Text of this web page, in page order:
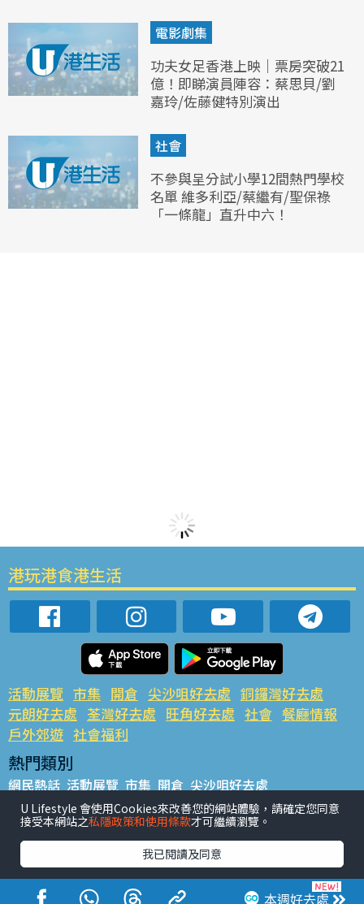
電影劇集
功夫女足香港上映｜票房突破21
億！即睇演員陣容：蔡思貝/劉
嘉玲/佐藤健特別演出
社會
不參與呈分試小學12間熱門學校
名單 維多利亞/蔡繼有/聖保祿
「一條龍」直升中六！
本週好去處
港玩港食港生活
活動展覽 市集 開倉 尖沙咀好去處 銅鑼灣好去處
元朗好去處 荃灣好去處 旺角好去處 社會 餐廳情報
戶外郊遊 社會福利
熱門類別
網民熱話 活動展覽 市集 開倉 尖沙咀好去處
銅鑼灣好去處 元朗好去處 荃灣好去處 旺角好去處 社會
餐廳情報 戶外郊遊
熱門標籤
#UGO搵好去處 #人氣活動推介 #美食社群熱話
#親子玩樂好去處
#ULifestyle應用程式
#限時搶
U Lifestyle 會使用Cookies來改善您的網站體驗，請確定您同意
接受本網站之私隱政策和使用條款才可繼續瀏覽。
我已閱讀及同意